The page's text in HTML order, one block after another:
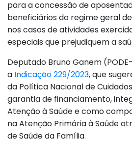
para a concessão de
beneficiários do regime geral
nos casos de atividades
especiais que prejudiquem a
Deputado Bruno Ganem
a Indicação 229/2023, que
da Política Nacional de
garantia de financiamento,
Atenção à Saúde e como
na Atenção Primária à Saúde
de Saúde da Família.